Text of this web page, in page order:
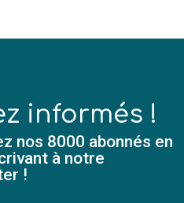
informés !
nos 8000 abonnés en
à notre
!